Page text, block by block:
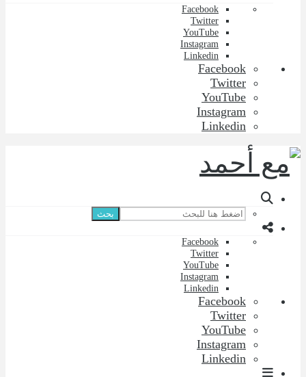
Facebook
Twitter
YouTube
Instagram
Linkedin
Facebook
Twitter
YouTube
Instagram
Linkedin
بحث
Facebook
Twitter
YouTube
Instagram
Linkedin
Facebook
Twitter
YouTube
Instagram
Linkedin